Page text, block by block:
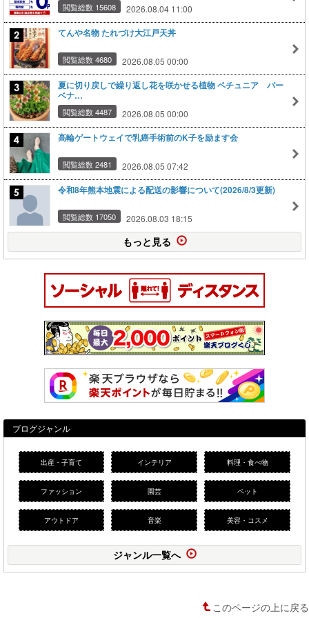
閲覧総数 15608 2026.08.04 11:00
てんや名物 たれづけ大江戸天丼
閲覧総数 4680 2026.08.05 00:00
夏に切り戻しで繰り返し花を咲かせる植物 ペチュニア バー
ベナ…
閲覧総数 4487 2026.08.05 00:00
高輪ゲートウェイで乳癌手術前のK子を励ます会
閲覧総数 2481 2026.08.05 07:42
令和8年熊本地震による配送の影響について(2026/8/3更新)
閲覧総数 17050 2026.08.03 18:15
もっと見る
ブログジャンル
出産・子育て インテリア 料理・食べ物
ファッション 園芸 ペット
アウトドア 音楽 美容・コスメ
ジャンル一覧へ
このページの上に戻る